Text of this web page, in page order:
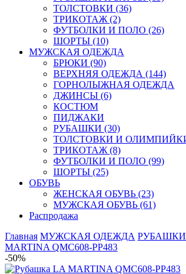
ТОЛСТОВКИ (36)
ТРИКОТАЖ (2)
ФУТБОЛКИ И ПОЛО (26)
ШОРТЫ (10)
МУЖСКАЯ ОДЕЖДА
БРЮКИ (90)
ВЕРХНЯЯ ОДЕЖДА (144)
ГОРНОЛЫЖНАЯ ОДЕЖДА
ДЖИНСЫ (6)
КОСТЮМ
ПИДЖАКИ
РУБАШКИ (30)
ТОЛСТОВКИ И
ТРИКОТАЖ (8)
ФУТБОЛКИ И ПОЛО (99)
ШОРТЫ (25)
ОБУВЬ
ЖЕНСКАЯ ОБУВЬ (23)
МУЖСКАЯ ОБУВЬ (61)
Распродажа
Главная МУЖСКАЯ ОДЕЖДА РУБАШКИ
MARTINA QMC608-PP483
-50%